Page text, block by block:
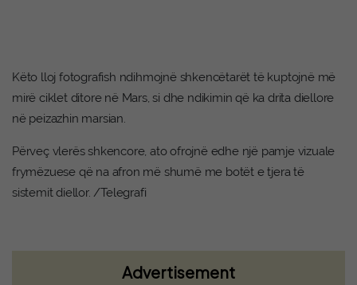
Këto lloj fotografish ndihmojnë shkencëtarët të kuptojnë më
mirë ciklet ditore në Mars, si dhe ndikimin që ka drita diellore
në peizazhin marsian.
Përveç vlerës shkencore, ato ofrojnë edhe një pamje vizuale
frymëzuese që na afron më shumë me botët e tjera të
sistemit diellor. /Telegrafi
Advertisement